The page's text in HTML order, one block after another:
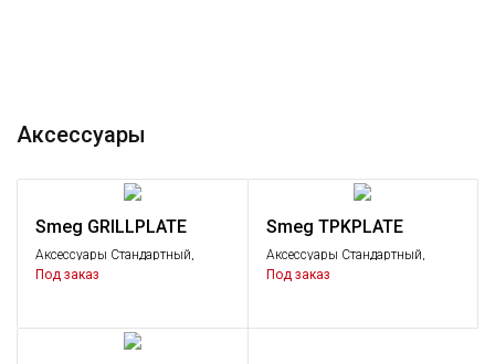
Аксессуары
Smeg GRILLPLATE
Аксессуары Стандартный,
Аксессуары
Под заказ
Smeg TPKPLATE
Аксессуары Стандартный,
Аксессуары
Под заказ